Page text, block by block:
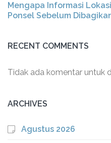
Mengapa Informasi
Ponsel Sebelum
RECENT COMMENTS
Tidak ada komentar untuk
ARCHIVES
Agustus 2026